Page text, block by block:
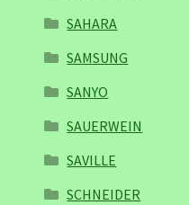
SAHARA
SAMSUNG
SANYO
SAUERWEIN
SAVILLE
SCHNEIDER